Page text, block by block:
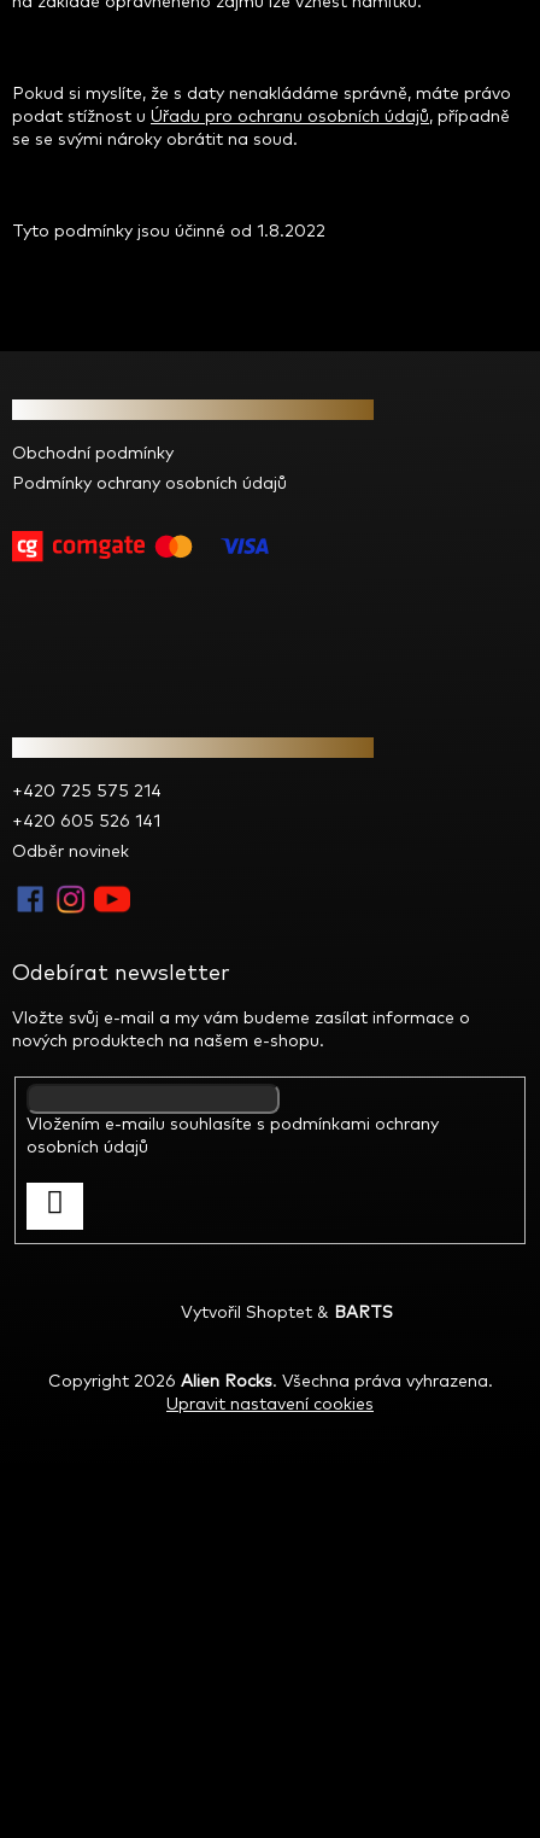
Pokud si myslíte, že s daty nenakládáme správně, máte právo
podat stížnost u Úřadu pro ochranu osobních údajů, případně
se se svými nároky obrátit na soud.
Tyto podmínky jsou účinné od 1.8.2022
p
Obchodní podmínky
Podmínky ochrany osobních údajů
+420 725 575 214
+420 605 526 141
Odběr novinek
Odebírat newsletter
Vložte svůj e-mail a my vám budeme zasílat informace o
nových produktech na našem e-shopu.
Vložením e-mailu souhlasíte s podmínkami ochrany
osobních údajů
Vytvořil Shoptet& BARTS
Copyright 2026 Alien Rocks. Všechna práva vyhrazena.
Upravit nastavení cookies